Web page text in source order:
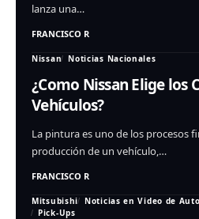
lanza una…
FRANCISCO R
Nissan Noticias Nacionales
¿Como Nissan Elige los
Vehículos?
La pintura es uno de los procesos
producción de un vehículo,…
FRANCISCO R
Mitsubishi Noticias en Video de
Pick-Ups